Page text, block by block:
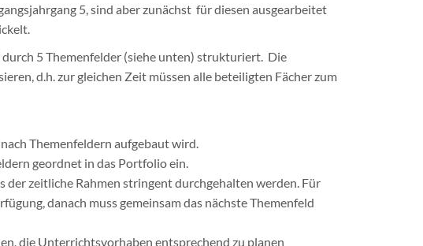
5, sind aber zunächst für diesen ausgearbeitet
5 Themenfelder (siehe unten) strukturiert. Die
d.h. zur gleichen Zeit müssen alle beteiligten Fächer zum
Themenfeldern aufgebaut wird.
geordnet in das Portfolio ein.
zeitliche Rahmen stringent durchgehalten werden. Für
danach muss gemeinsam das nächste Themenfeld
die Unterrichtsvorhaben entsprechend zu planen